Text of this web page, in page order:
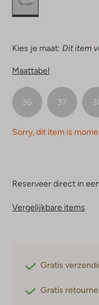
Kies je maat: Dit item
Maattabel
36 37
Sorry, dit item is
Reserveer direct in
Vergelijkbare items
Gratis
Gratis